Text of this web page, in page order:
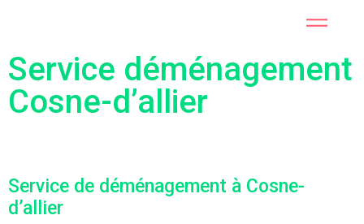
Service déménagement
Cosne-d’allier
Service de déménagement à Cosne-
d’allier